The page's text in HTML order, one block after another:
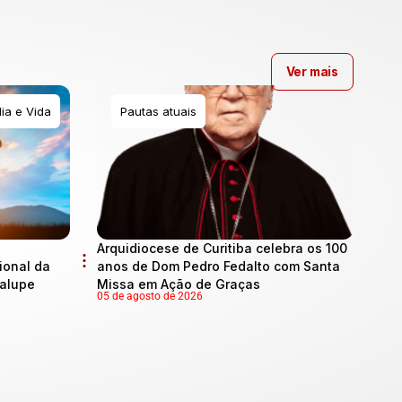
e Vida
da
Pautas atuais
Arquidiocese de Curitiba celebra os 100
anos de Dom Pedro Fedalto com Santa
Missa em Ação de Graças
05 de agosto de 2026
Ver mais